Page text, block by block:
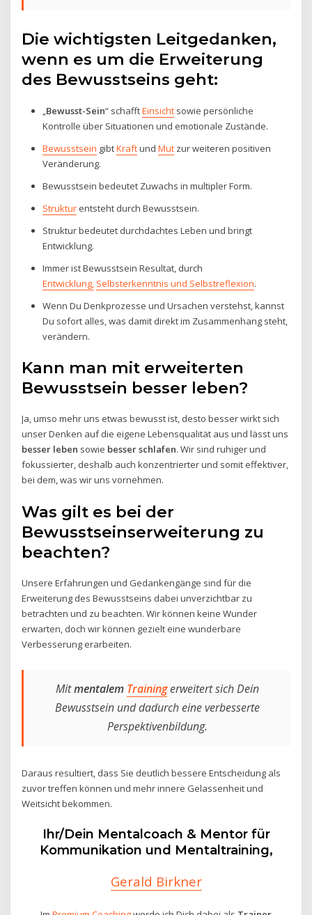
Die wichtigsten Leitgedanken,
wenn es um die Erweiterung
des Bewusstseins geht:
Bewusst-Sein“ schafftEinsichtsowie persönliche
Kontrolle über Situationen und emotionale Zustände.
Bewusstsein gibtKraftund Mutzur weiteren positiven
Veränderung.
Bewusstsein bedeutet Zuwachs in multipler Form.
Strukturentsteht durch Bewusstsein.
Struktur bedeutet durchdachtes Leben und bringt
Entwicklung.
Immer ist Bewusstsein Resultat, durch
Entwicklung, Selbsterkenntnis und Selbstreflexion.
Wenn Du Denkprozesse und Ursachen verstehst, kannst
Du sofort alles, was damit direkt im Zusammenhang steht,
verändern.
Kann man mit erweiterten
Bewusstsein besser leben?
Ja, umso mehr uns etwas bewusst ist, desto besser wirkt sich
unser Denken auf die eigene Lebensqualität aus und lässt uns
besser leben sowie besser schlafen. Wir sind ruhiger und
fokussierter, deshalb auch konzentrierter und somit effektiver,
bei dem, was wir uns vornehmen.
Was gilt es bei der
Bewusstseinserweiterung zu
beachten?
Unsere Erfahrungen und Gedankengänge sind für die
Erweiterung des Bewusstseins dabei unverzichtbar zu
betrachten und zu beachten. Wir können keine Wunder
erwarten, doch wir können gezielt eine wunderbare
Verbesserung erarbeiten.
Mitmentalem Trainingerweitert sich Dein
Bewusstsein und dadurch eine verbesserte
Perspektivenbildung.
Daraus resultiert, dass Sie deutlich bessere Entscheidung als
zuvor treffen können und mehr innere Gelassenheit und
Weitsicht bekommen.
Ihr/Dein Mentalcoach & Mentor für
Kommunikation und Mentaltraining,
Gerald Birkner